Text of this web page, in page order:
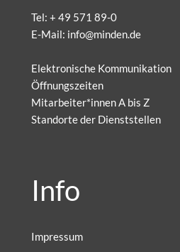
Tel: + 49 571 89-0
E-Mail: info@minden.de
Elektronische Kommunikation
Öffnungszeiten
Mitarbeiter*innen A bis Z
Standorte der Dienststellen
Info
Impressum